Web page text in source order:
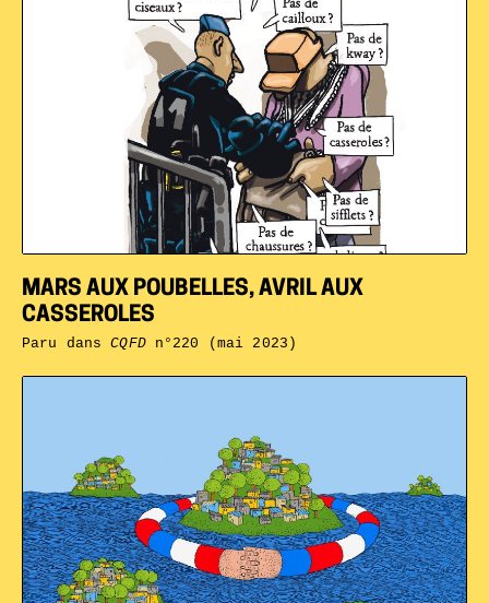
MARS AUX POUBELLES, AVRIL AUX
CASSEROLES
Paru dansCQFDn°220 (mai 2023)